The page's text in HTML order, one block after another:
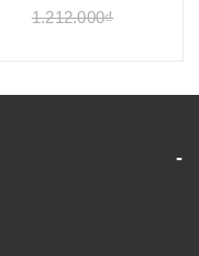
1.212.000₫